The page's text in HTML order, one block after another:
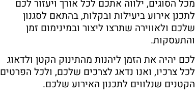
מכל הסוגים, ילווה אתכם לכל אורך ויעזור לכם
לתכנן אירוע ביעילות ובקלות, בהתאם לסגנון
שלכם ולאווירה שתרצו ליצור ובמינימום זמן
והתעסקות.
לכם יהיה את הזמן ליהנות מהתינוק הקטן ולדאוג
לכל צרכיו, ואנו נדאג לצרכים שלכם, ולכל הפרטים
הקטנים שנלווים לתכנון האירוע שלכם.